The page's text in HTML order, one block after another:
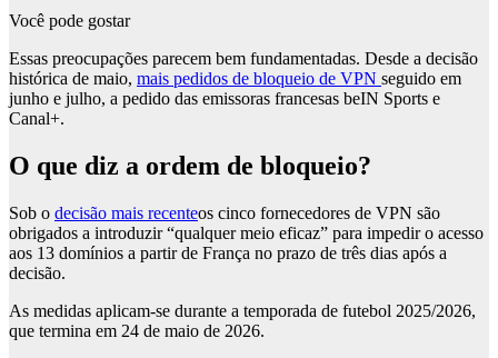
Você pode gostar
Essas preocupações parecem bem fundamentadas. Desde a decisão
histórica de maio, mais pedidos de bloqueio de VPN seguido em
junho e julho, a pedido das emissoras francesas beIN Sports e
Canal+.
O que diz a ordem de bloqueio?
Sob o decisão mais recenteos cinco fornecedores de VPN são
obrigados a introduzir “qualquer meio eficaz” para impedir o acesso
aos 13 domínios a partir de França no prazo de três dias após a
decisão.
As medidas aplicam-se durante a temporada de futebol 2025/2026,
que termina em 24 de maio de 2026.